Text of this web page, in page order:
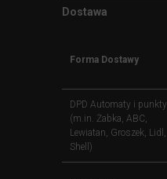
Dostawa
Forma Dostawy
DPD Automaty i punkty
(m.in. Żabka, ABC,
Lewiatan, Groszek, Lidl,
Shell)